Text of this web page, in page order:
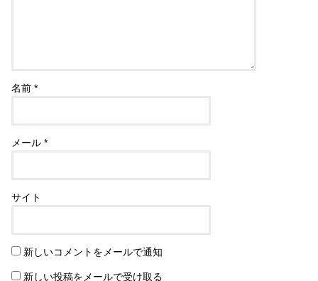
名前*
メール*
サイト
新しいコメントをメールで通知
新しい投稿をメールで受け取る